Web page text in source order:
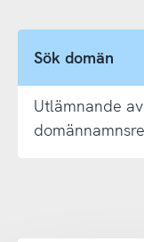
Sök domän
Utlämnande